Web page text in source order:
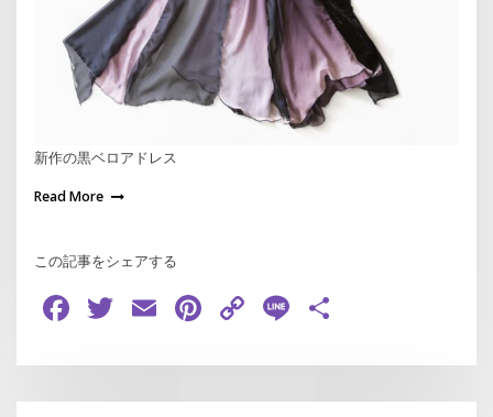
新作の黒ベロアドレス
Read More
この記事をシェアする
Facebook
Twitter
EmailPinterest
Copy
Line